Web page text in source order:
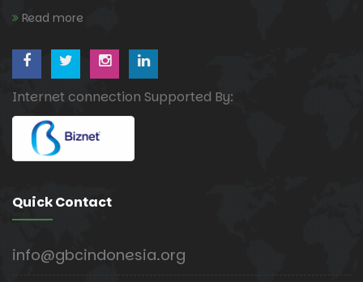
Read more
Internet connection Supported By:
Quick Contact
info@gbcindonesia.org